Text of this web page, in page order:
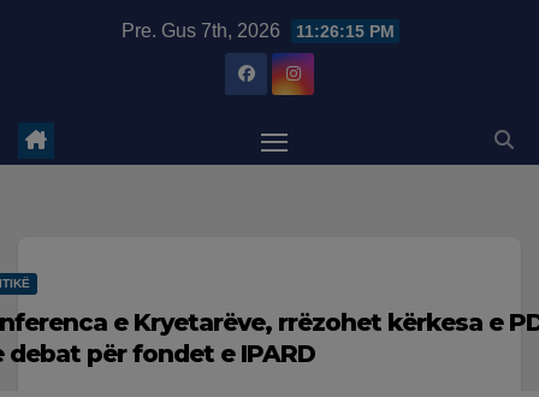
Pre. Gus 7th, 2026 11:26:16 PM
e Kryetarëve, rrëzohet kërkesa e
debat për fondet e IPARD